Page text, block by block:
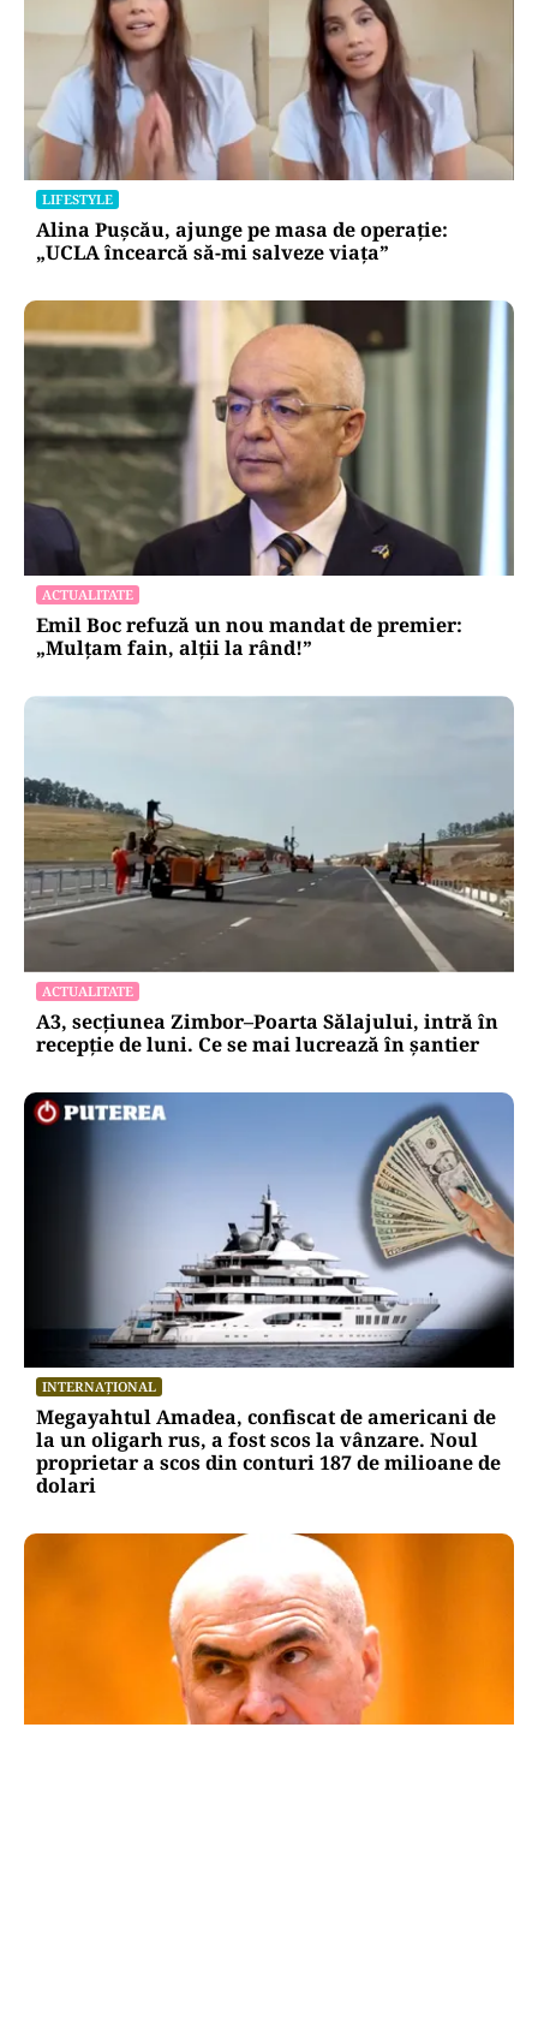
LIFESTYLE
Alina Pușcău, ajunge pe masa de operație:
„UCLA încearcă să-mi salveze viața”
ACTUALITATE
Emil Boc refuză un nou mandat de premier:
„Mulțam fain, alții la rând!”
ACTUALITATE
A3, secțiunea Zimbor–Poarta Sălajului, intră în
recepție de luni. Ce se mai lucrează în șantier
INTERNAȚIONAL
Megayahtul Amadea, confiscat de americani de
la un oligarh rus, a fost scos la vânzare. Noul
proprietar a scos din conturi 187 de milioane de
dolari